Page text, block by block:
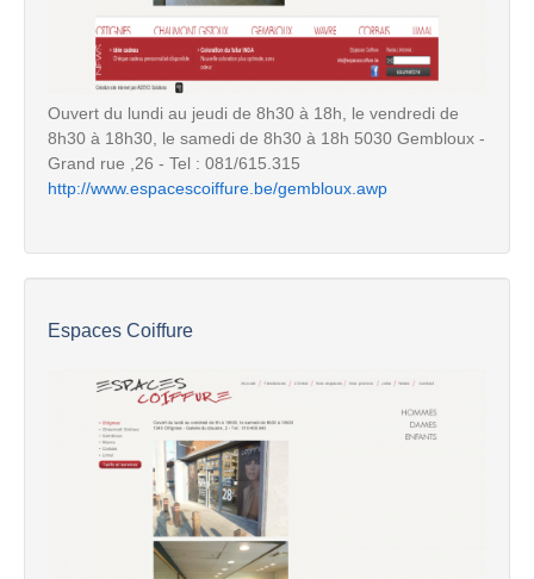
Ouvert du lundi au jeudi de 8h30 à 18h, le vendredi de
8h30 à 18h30, le samedi de 8h30 à 18h 5030 Gembloux -
Grand rue ,26 - Tel : 081/615.315
http://www.espacescoiffure.be/gembloux.awp
Espaces Coiffure